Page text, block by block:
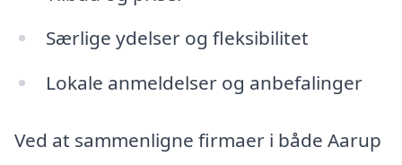
Særlige ydelser og fleksibilitet
Lokale anmeldelser og anbefalinger
Ved at sammenligne firmaer i både Aarup